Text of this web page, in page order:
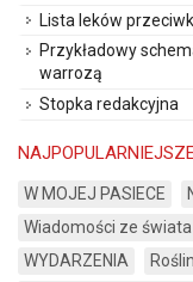
Lista leków
Przykładowy
warrozą
Stopka redakcyjna
W MOJEJ PASIECE
Wiadomości ze świata
WYDARZENIA